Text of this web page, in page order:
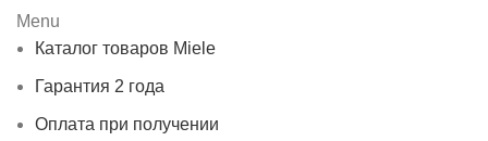
Menu
Каталог товаров Miele
Гарантия 2 года
Оплата при получении